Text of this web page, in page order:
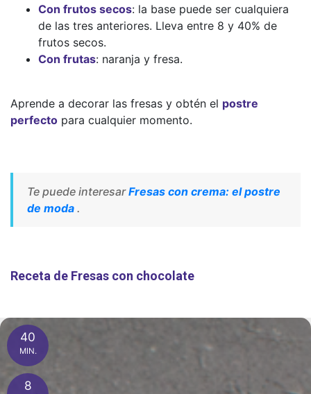
Con frutos secos: la base puede ser cualquiera
de las tres anteriores. Lleva entre 8 y 40% de
frutos secos.
Con frutas: naranja y fresa.
Aprende a decorar las fresas y obtén el postre
perfecto para cualquier momento.
Te puede interesarFresas con crema: el postre
de moda .
Receta de Fresas con chocolate
40
MIN.
8